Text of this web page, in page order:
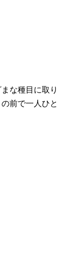
な種目に取り
前で一人ひと